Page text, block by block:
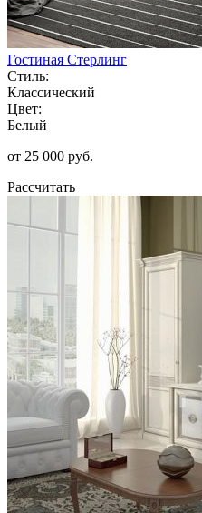
Гостиная Стерлинг
Стиль:
Классический
Цвет:
Белый
от 25 000 руб.
Рассчитать